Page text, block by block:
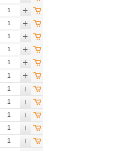
+
+
+
+
+
+
+
+
+
+
+